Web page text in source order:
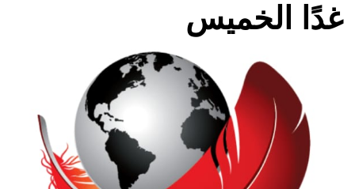
غدًا الخميس